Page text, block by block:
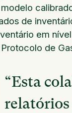
de
em
de
“Esta